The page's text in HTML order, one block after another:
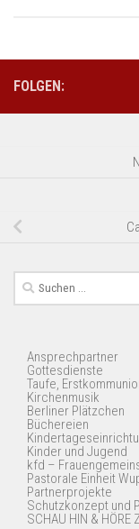
FOLGEN:
Suchen
nach:
Ansprechpartner
Gottesdienste
Taufe,
Kirchenmusik
Berliner Plätzchen
Büchereien
Kinder und Jugend
kfd –
Pastorale Einheit
Partnerprojekte
Schutzkonzept und
SCHAU HIN & HÖRE